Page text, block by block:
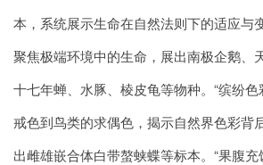
本，系统展示生命在自然法则下的适应与
聚焦极端环境中的生命，展出南极企鹅、
十七年蝉、水豚、棱皮龟等物种。“缤纷
戒色到鸟类的求偶色，揭示自然界色彩背
出雌雄嵌合体白带螯蛱蝶等标本。“果腹充